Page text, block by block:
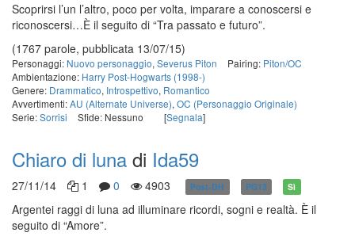
Scoprirsi l’un l’altro, poco per volta, imparare a conoscersi e
riconoscersi…È il seguito di “Tra passato e futuro”.
(1767 parole, pubblicata 13/07/15)
Personaggi: Nuovo personaggio, Severus Piton Pairing: Piton/OC
Ambientazione: Harry Post-Hogwarts (1998-)
Genere: Drammatico, Introspettivo, Romantico
Avvertimenti:AU (Alternate Universe), OC (Personaggio Originale)
Serie:Sorrisi Sfide: Nessuno [Segnala]
Chiaro di luna di Ida59
27/11/14 1 0 4903 Post-DH PG13 Sì
Argentei raggi di luna ad illuminare ricordi, sogni e realtà. È il
seguito di “Amore”.